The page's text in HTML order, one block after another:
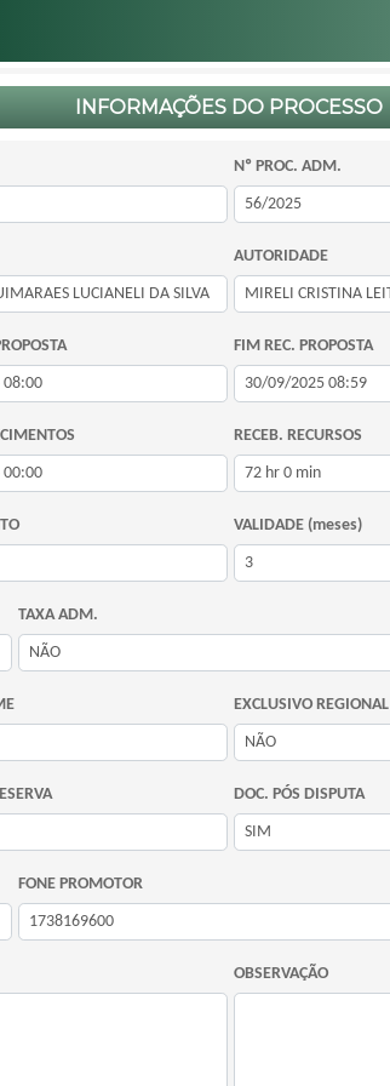
INFORMAÇÕES DO PROCESSO
Nº PROC. ADM.
AUTORIDADE
FIM REC. PROPOSTA
RECEB. RECURSOS
VALIDADE (meses)
TAXA ADM.
EXCLUSIVO REGIONAL
DOC. PÓS DISPUTA
FONE PROMOTOR
OBSERVAÇÃO